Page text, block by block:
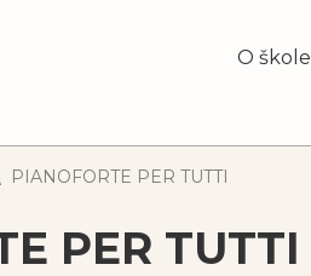
O škole
PIANOFORTE PER TUTTI
PER TUTTI